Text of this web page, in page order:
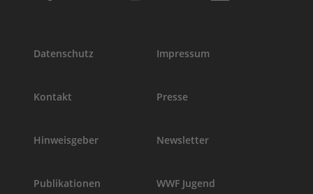
Datenschutz Impressum
Kontakt Presse
Hinweisgeber Newsletter
Publikationen WWF Jugend